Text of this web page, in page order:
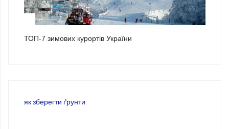
ТОП-7 зимових курортів України
як зберегти ґрунти